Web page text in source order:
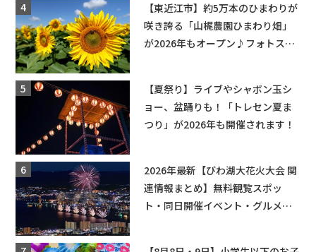
【東近江市】約5万本のひまわりが
咲き誇る「山梶農園ひまわり畑」
が2026年もオープン♪フォトスポ
【夏祭り】ライブやシャボン玉シ
ョー、盆踊りも！「トレセン夏ま
つり」が2026年も開催されます！
2026年最新【びわ湖大花火大会 関
連情報まとめ】無料観覧スポッ
ト・同日開催イベント・グルメマ